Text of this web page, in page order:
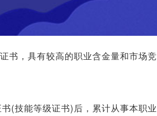
书，具有较高的职业含金量和市场竞
(技能等级证书)后，累计从事本职业